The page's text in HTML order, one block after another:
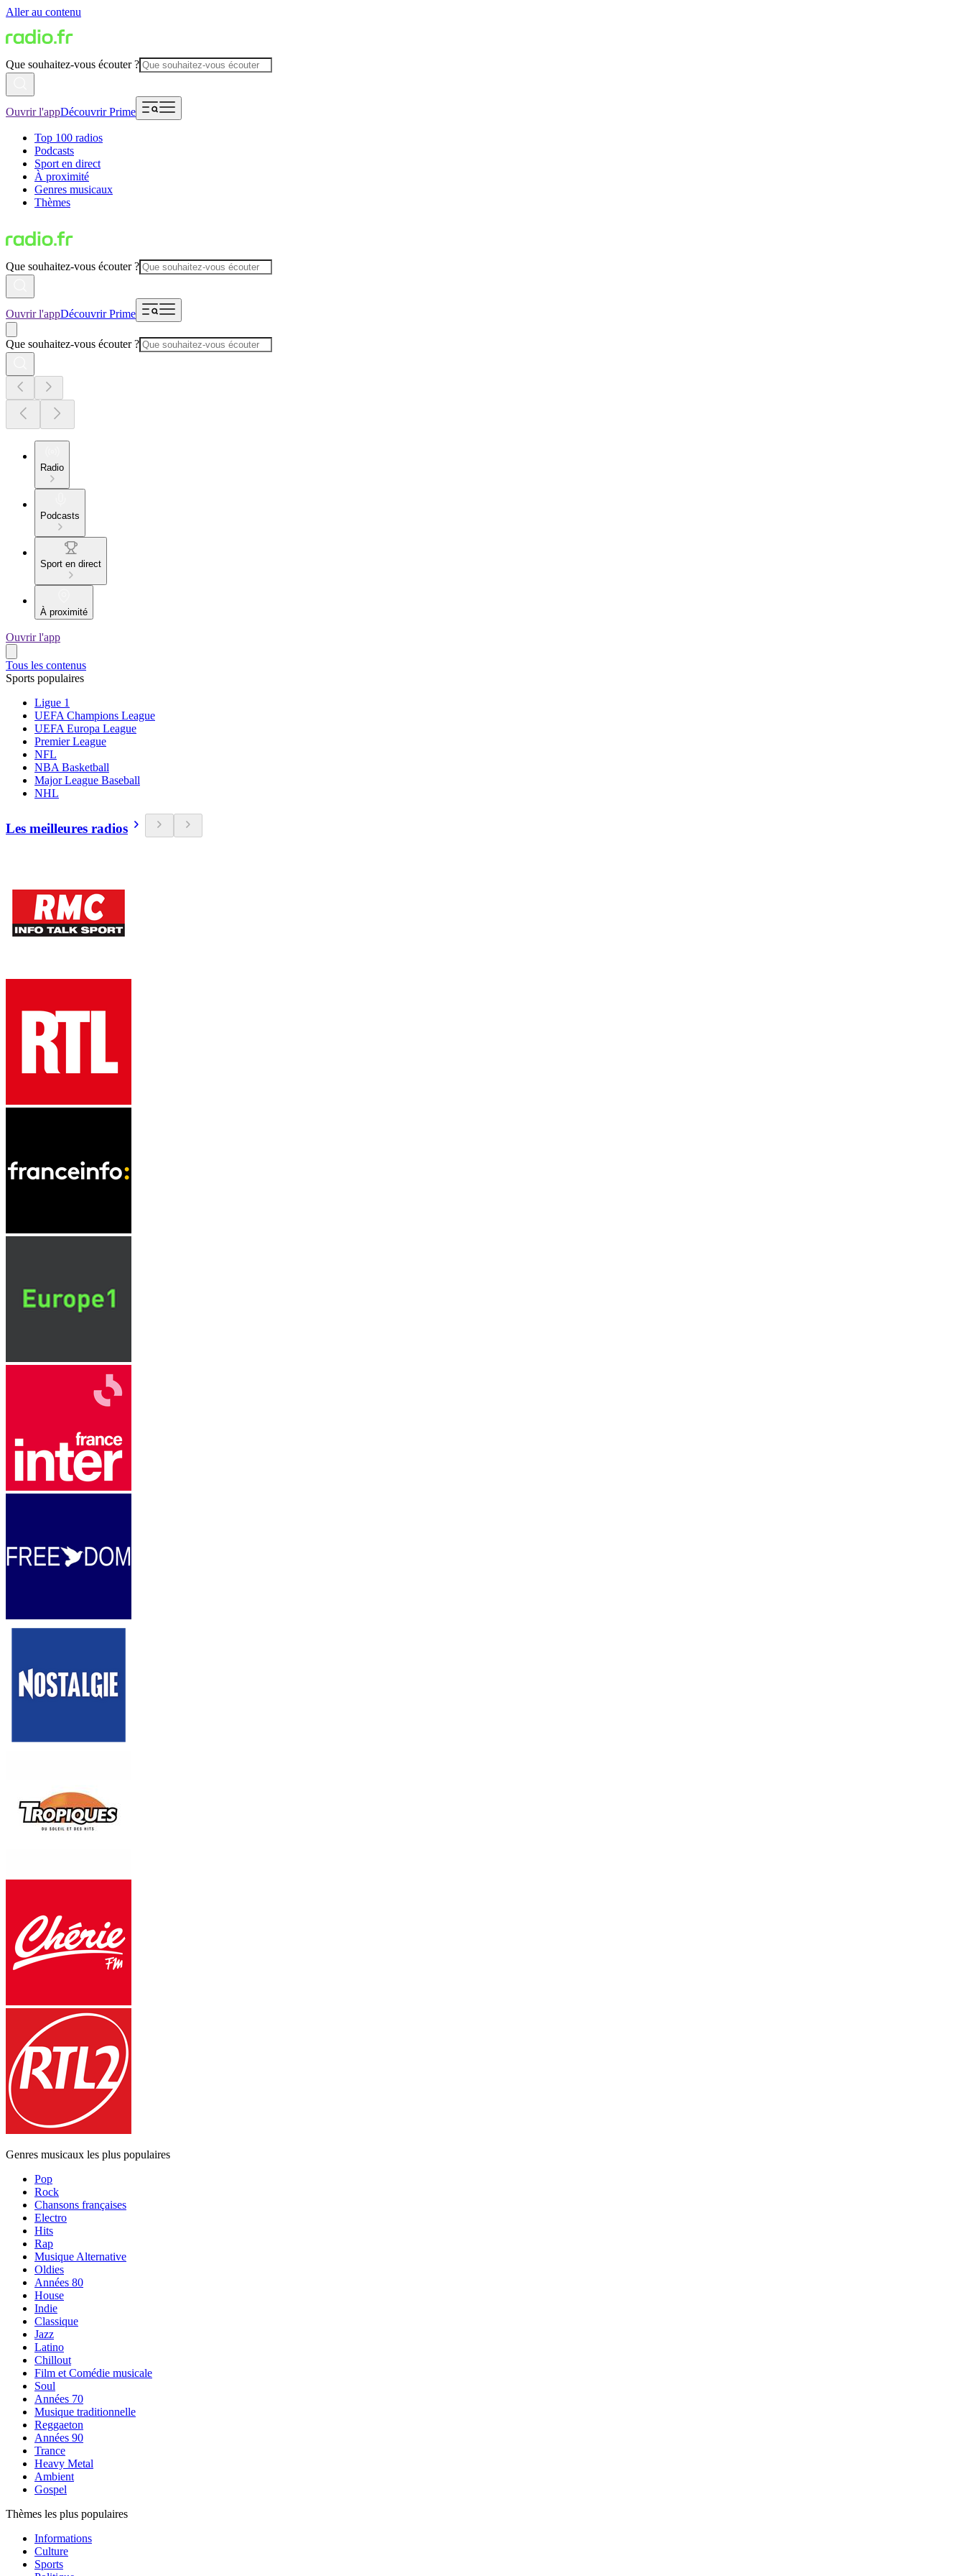
Aller au contenu
Que souhaitez-vous écouter ?
Ouvrir l'appDécouvrir Prime
Top 100 radios
Podcasts
Sport en direct
À proximité
Genres musicaux
Thèmes
Que souhaitez-vous écouter ?
Ouvrir l'appDécouvrir Prime
Que souhaitez-vous écouter ?
Radio
Podcasts
Sport en direct
À proximité
Ouvrir l'app
Tous les contenus
Sports populaires
Ligue 1
UEFA Champions League
UEFA Europa League
Premier League
NFL
NBA Basketball
Major League Baseball
NHL
Les meilleures radios
Genres musicaux les plus populaires
Pop
Rock
Chansons françaises
Electro
Hits
Rap
Musique Alternative
Oldies
Années 80
House
Indie
Classique
Jazz
Latino
Chillout
Film et Comédie musicale
Soul
Années 70
Musique traditionnelle
Reggaeton
Années 90
Trance
Heavy Metal
Ambient
Gospel
Thèmes les plus populaires
Informations
Culture
Sports